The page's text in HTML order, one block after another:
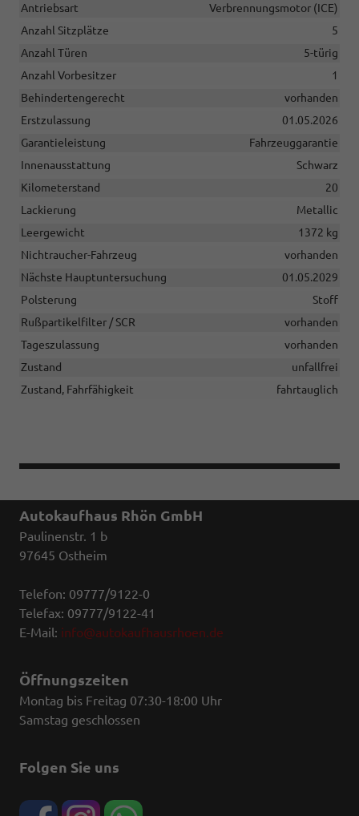
Antriebsart
Verbrennungsmotor (ICE)
Anzahl Sitzplätze
5
Anzahl Türen
5-türig
Anzahl Vorbesitzer
1
Behindertengerecht
vorhanden
Erstzulassung
01.05.2026
Garantieleistung
Fahrzeuggarantie
Innenausstattung
Schwarz
Kilometerstand
20
Lackierung
Metallic
Leergewicht
1372 kg
Nichtraucher-Fahrzeug
vorhanden
Nächste Hauptuntersuchung
01.05.2029
Polsterung
Stoff
Rußpartikelfilter / SCR
vorhanden
Tageszulassung
vorhanden
Zustand
unfallfrei
Zustand, Fahrfähigkeit
fahrtauglich
Autokaufhaus Rhön GmbH
Paulinenstr. 1 b
97645 Ostheim
Telefon: 09777/9122-0
Telefax: 09777/9122-41
E-Mail: info@autokaufhausrhoen.de
Öffnungszeiten
Montag bis Freitag 07:30-18:00 Uhr
Samstag geschlossen
Folgen Sie uns